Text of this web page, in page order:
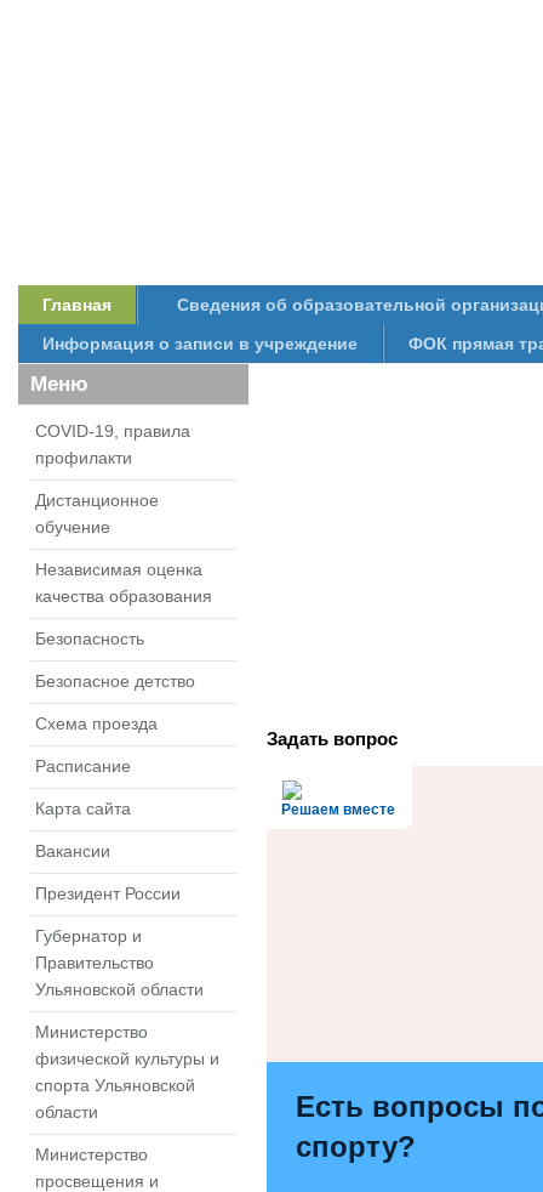
Главная
Сведения об образовательной
Информация о записи в учреждение
ФОК прямая
Задать вопрос
Решаем вместе
Есть вопросы
спорту?
Меню
COVID-19, правила
профилакти
Дистанционное
обучение
Независимая оценка
качества образования
Безопасность
Безопасное детство
Схема проезда
Расписание
Карта сайта
Вакансии
Президент России
Губернатор и
Правительство
Ульяновской области
Министерство
физической культуры и
спорта Ульяновской
области
Министерство
просвещения и